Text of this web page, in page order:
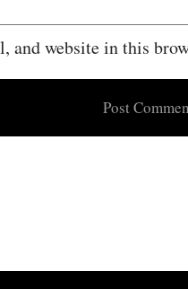
and website in this